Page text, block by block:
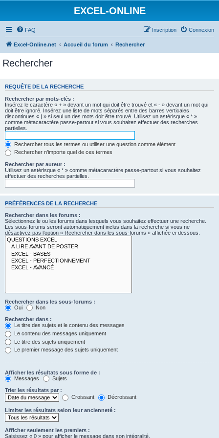
EXCEL-ONLINE
FAQ Connexion
Inscription
Excel-Online.net Accueil du forum Rechercher
Rechercher
REQUÊTE DE LA RECHERCHE
Rechercher par mots-clés :
Insérez le caractère « + » devant un mot qui doit être trouvé et « - » devant un mot qui
doit être ignoré. Insérez une liste de mots séparés entre des barres verticales
discontinues « | » si seul un des mots doit être trouvé. Utilisez un astérisque « * »
comme métacaractère passe-partout si vous souhaitez effectuer des recherches
partielles.
Rechercher tous les termes ou utiliser une question comme élément
Rechercher n’importe quel de ces termes
Rechercher par auteur :
Utilisez un astérisque « * » comme métacaractère passe-partout si vous souhaitez
effectuer des recherches partielles.
PRÉFÉRENCES DE LA RECHERCHE
Rechercher dans les forums :
Sélectionnez le ou les forums dans lesquels vous souhaitez effectuer une recherche.
Les sous-forums seront automatiquement inclus dans la recherche si vous ne
désactivez pas l’option « Rechercher dans les sous-forums » affichée ci-dessous.
Rechercher dans les sous-forums :
Oui
Non
Rechercher dans :
Le titre des sujets et le contenu des messages
Le contenu des messages uniquement
Le titre des sujets uniquement
Le premier message des sujets uniquement
Afficher les résultats sous forme de :
Messages
Sujets
Trier les résultats par :
Croissant
Décroissant
Limiter les résultats selon leur ancienneté :
Afficher seulement les premiers :
Saisissez « 0 » pour afficher le message dans son intégralité.